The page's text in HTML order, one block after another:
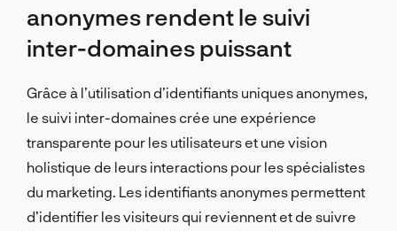
anonymes rendent le suivi
inter-domaines puissant
Grâce à l’utilisation d’identifiants uniques anonymes,
le suivi inter-domaines crée une expérience
transparente pour les utilisateurs et une vision
holistique de leurs interactions pour les spécialistes
du marketing. Les identifiants anonymes permettent
d’identifier les visiteurs qui reviennent et de suivre